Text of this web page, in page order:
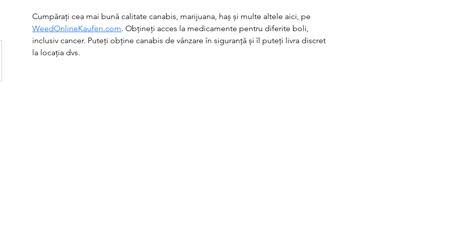
Cumpărați cea mai bună calitate canabis, marijuana, haș și multe altele aici, pe
WeedOnlineKaufen.com. Obțineți acces la medicamente pentru diferite boli,
inclusiv cancer. Puteți obține canabis de vânzare în siguranță și îl puteți livra discret
la locația dvs.